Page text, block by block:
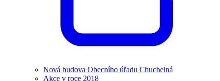
Nová budova Obecního úřadu Chuchelná
Akce v roce 2018